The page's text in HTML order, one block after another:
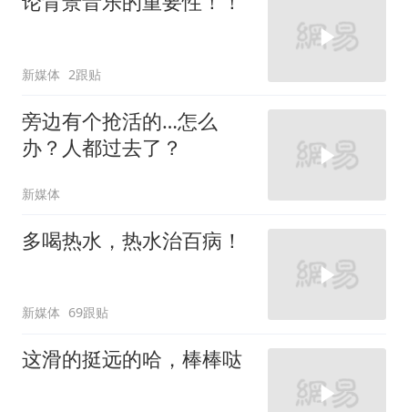
新媒体 2跟贴
旁边有个抢活的…怎么
办？人都过去了？
新媒体
多喝热水，热水治百病！
新媒体 69跟贴
这滑的挺远的哈，棒棒哒